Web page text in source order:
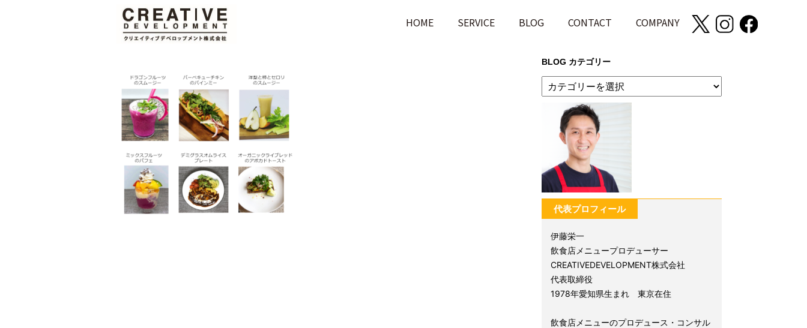
HOME SERVICE BLOG CONTACT COMPANY
BLOG カテゴリー
代表プロフィール
伊藤栄一
飲食店メニュープロデューサー
CREATIVEDEVELOPMENT株式会社
代表取締役
1978年愛知県生まれ 東京在住
飲食店メニューのプロデュース・コンサル